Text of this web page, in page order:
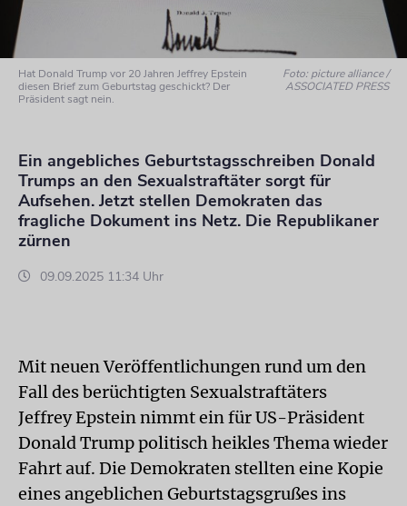
Hat Donald Trump vor 20 Jahren Jeffrey Epstein
diesen Brief zum Geburtstag geschickt? Der
Präsident sagt nein.
Foto: picture alliance /
ASSOCIATED PRESS
Ein angebliches Geburtstagsschreiben Donald
Trumps an den Sexualstraftäter sorgt für
Aufsehen. Jetzt stellen Demokraten das
fragliche Dokument ins Netz. Die Republikaner
zürnen
09.09.2025 11:34 Uhr
Mit neuen Veröffentlichungen rund um den
Fall des berüchtigten Sexualstraftäters
Jeffrey Epstein nimmt ein für US-Präsident
Donald Trump politisch heikles Thema wieder
Fahrt auf. Die Demokraten stellten eine Kopie
eines angeblichen Geburtstagsgrußes ins